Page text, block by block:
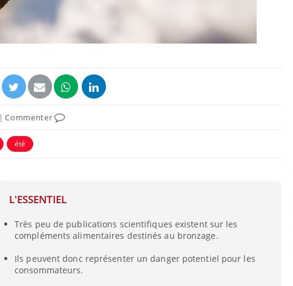
|Commenter
été
L'ESSENTIEL
Très peu de publications scientifiques existent sur les
compléments alimentaires destinés au bronzage.
Ils peuvent donc représenter un danger potentiel pour les
consommateurs.
Le smartphone nuit-il à
l'apprentissage de la
vacances, elle reste dans
le coma pendant 42 jours
une nouvelle arme contre
les réactions sévères